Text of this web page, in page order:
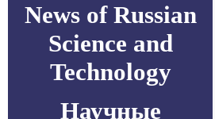
News of Russian
Science and
Technology
Научные